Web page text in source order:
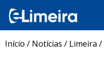
Início / Notícias / Limeira /